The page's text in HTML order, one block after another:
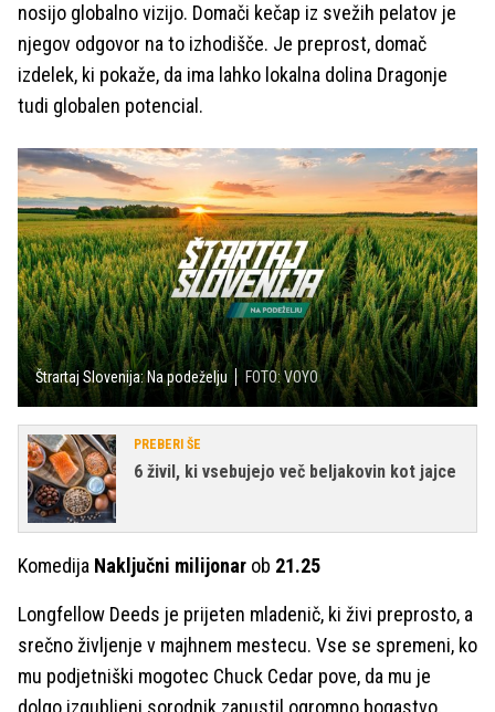
nosijo globalno vizijo. Domači kečap iz svežih pelatov je
njegov odgovor na to izhodišče. Je preprost, domač
izdelek, ki pokaže, da ima lahko lokalna dolina Dragonje
tudi globalen potencial.
Štrartaj Slovenija: Na podeželju FOTO: VOYO
PREBERI ŠE
6 živil, ki vsebujejo več beljakovin kot jajce
Komedija Naključni milijonar ob 21.25
Longfellow Deeds je prijeten mladenič, ki živi preprosto, a
srečno življenje v majhnem mestecu. Vse se spremeni, ko
mu podjetniški mogotec Chuck Cedar pove, da mu je
dolgo izgubljeni sorodnik zapustil ogromno bogastvo.